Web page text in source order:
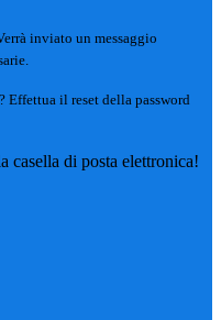
inviato un messaggio
Effettua il reset della password
casella di posta elettronica!